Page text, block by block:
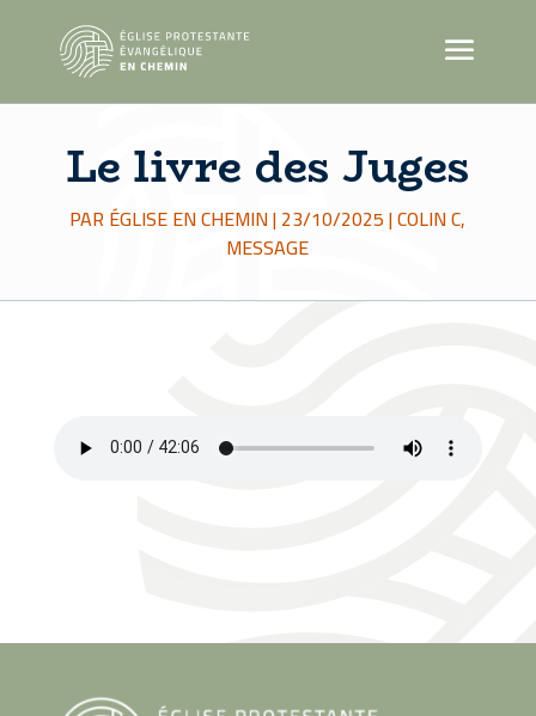
Le livre des Juges
PAR ÉGLISE EN CHEMIN|23/10/2025|COLIN C,
MESSAGE